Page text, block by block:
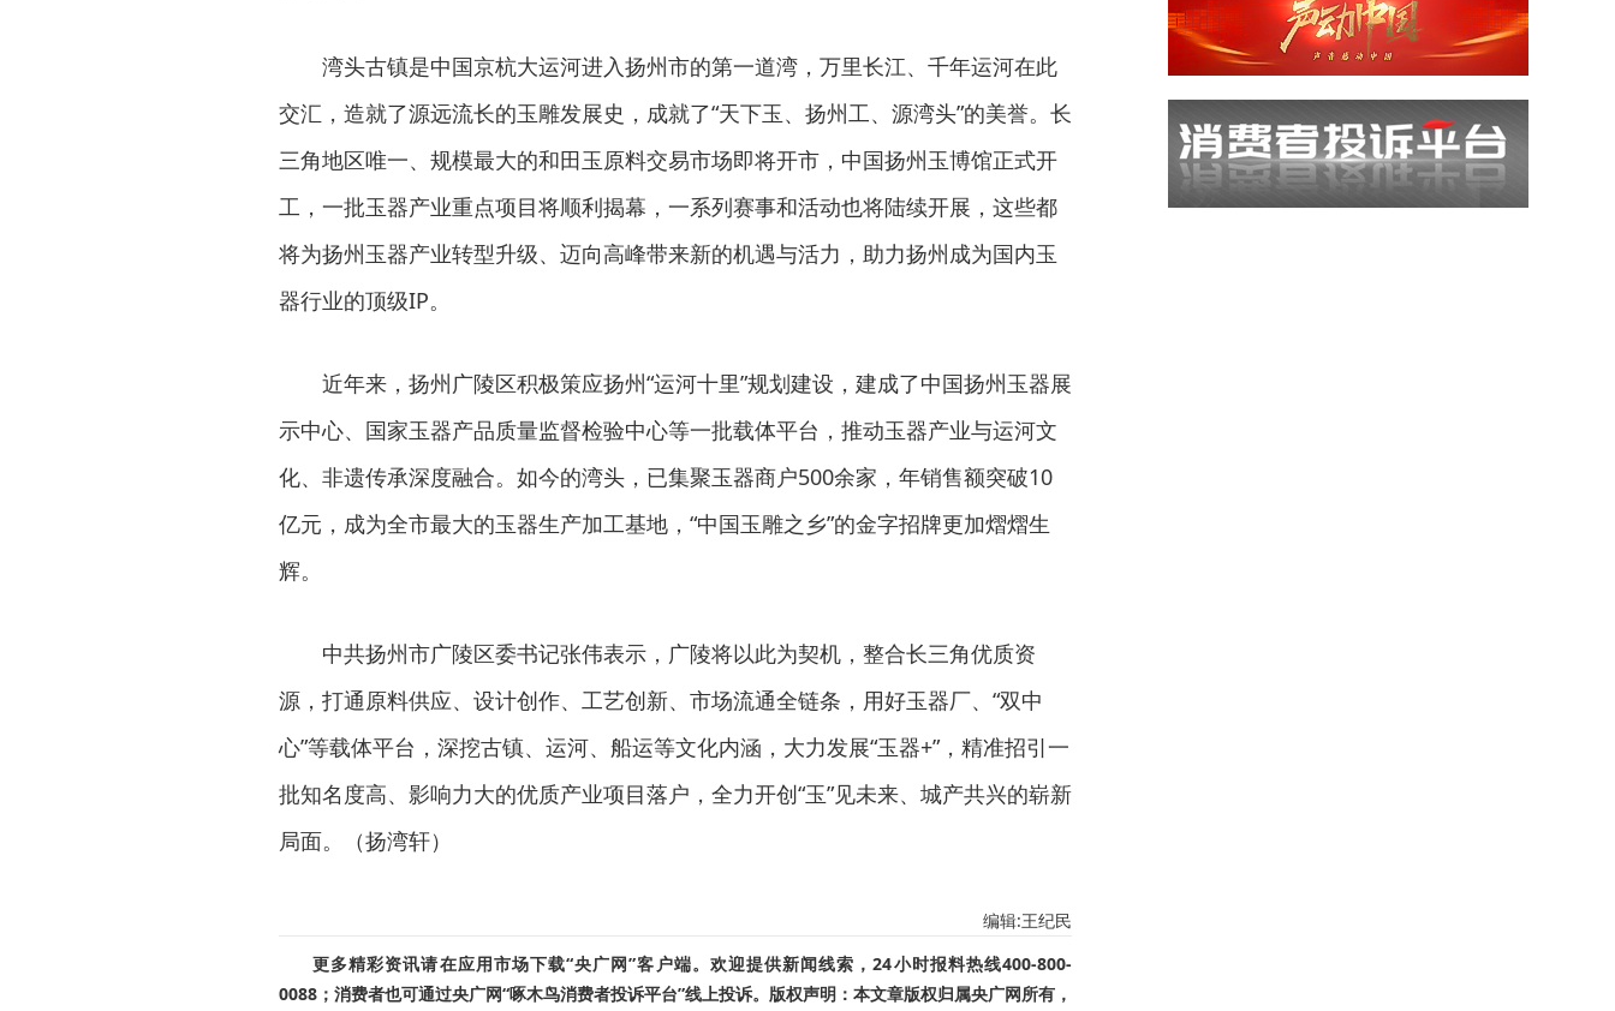
湾头古镇是中国京杭大运河进入扬州市的第一道湾，万里长江、千年运河在此
交汇，造就了源远流长的玉雕发展史，成就了“天下玉、扬州工、源湾头”的美誉。长
三角地区唯一、规模最大的和田玉原料交易市场即将开市，中国扬州玉博馆正式开
工，一批玉器产业重点项目将顺利揭幕，一系列赛事和活动也将陆续开展，这些都
将为扬州玉器产业转型升级、迈向高峰带来新的机遇与活力，助力扬州成为国内玉
器行业的顶级IP。
近年来，扬州广陵区积极策应扬州“运河十里”规划建设，建成了中国扬州玉器展
示中心、国家玉器产品质量监督检验中心等一批载体平台，推动玉器产业与运河文
化、非遗传承深度融合。如今的湾头，已集聚玉器商户500余家，年销售额突破10
亿元，成为全市最大的玉器生产加工基地，“中国玉雕之乡”的金字招牌更加熠熠生
辉。
中共扬州市广陵区委书记张伟表示，广陵将以此为契机，整合长三角优质资
源，打通原料供应、设计创作、工艺创新、市场流通全链条，用好玉器厂、“双中
心”等载体平台，深挖古镇、运河、船运等文化内涵，大力发展“玉器+”，精准招引一
批知名度高、影响力大的优质产业项目落户，全力开创“玉”见未来、城产共兴的崭新
局面。（扬湾轩）
编辑:王纪民
更多精彩资讯请在应用市场下载“央广网”客户端。欢迎提供新闻线索，24小时报料热线400-800-
0088；消费者也可通过央广网“啄木鸟消费者投诉平台”线上投诉。版权声明：本文章版权归属央广网所有，